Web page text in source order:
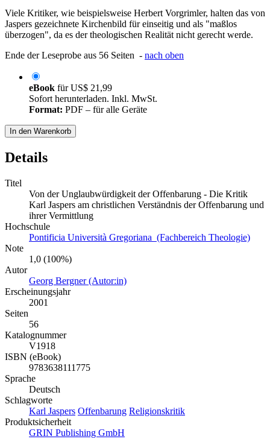
Viele Kritiker, wie beispielsweise Herbert Vorgrimler, halten das von
Jaspers gezeichnete Kirchenbild für einseitig und als "maßlos
überzogen", da es der theologischen Realität nicht gerecht werde.
Ende der Leseprobe aus 56 Seiten - nach oben
eBook fürUS$ 21,99
Sofort herunterladen. Inkl. MwSt.
Format: PDF – für alle Geräte
In den Warenkorb
Details
Titel
Von der Unglaubwürdigkeit der Offenbarung - Die Kritik
Karl Jaspers am christlichen Verständnis der Offenbarung und
ihrer Vermittlung
Hochschule
Pontificia Università Gregoriana (Fachbereich Theologie)
Note
1,0 (100%)
Autor
Georg Bergner (Autor:in)
Erscheinungsjahr
2001
Seiten
56
Katalognummer
V1918
ISBN (eBook)
9783638111775
Sprache
Deutsch
Schlagworte
Karl Jaspers Offenbarung Religionskritik
Produktsicherheit
GRIN Publishing GmbH